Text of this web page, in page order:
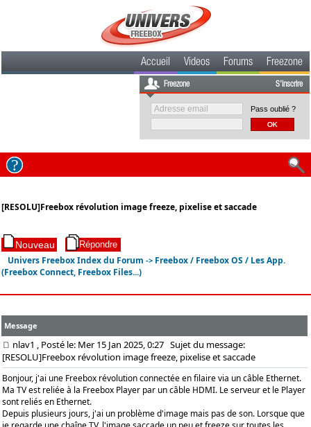
Accueil Videos Forums Freezone
Freezone S'inscrire
Pass oublié ?
[RESOLU]Freebox révolution image freeze, pixelise et saccade
Univers Freebox Index du Forum -> Freebox / Freebox OS / Les App.
(Freebox Connect, Freebox Files...)
Message
nlav1 , Posté le: Mer 15 Jan 2025, 0:27 Sujet du message:
[RESOLU]Freebox révolution image freeze, pixelise et saccade
Bonjour, j'ai une Freebox révolution connectée en filaire via un câble Ethernet.
Ma TV est reliée à la Freebox Player par un câble HDMI. Le serveur et le Player
sont reliés en Ethernet.
Depuis plusieurs jours, j'ai un problème d'image mais pas de son. Lorsque que